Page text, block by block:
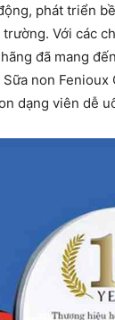
phát triển
Với các
đã mang
non
dạng viên dễ